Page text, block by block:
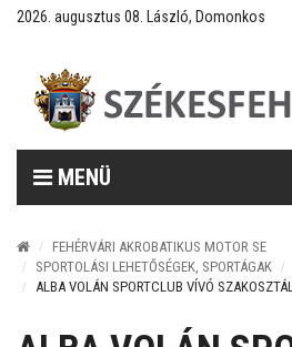
2026. augusztus 08. László, Domonkos
MENÜ
FEHÉRVÁRI AKROBATIKUS MOTOR SE
SPORTOLÁSI LEHETŐSÉGEK, SPORTÁGAK
ALBA VOLÁN SPORTCLUB VÍVÓ